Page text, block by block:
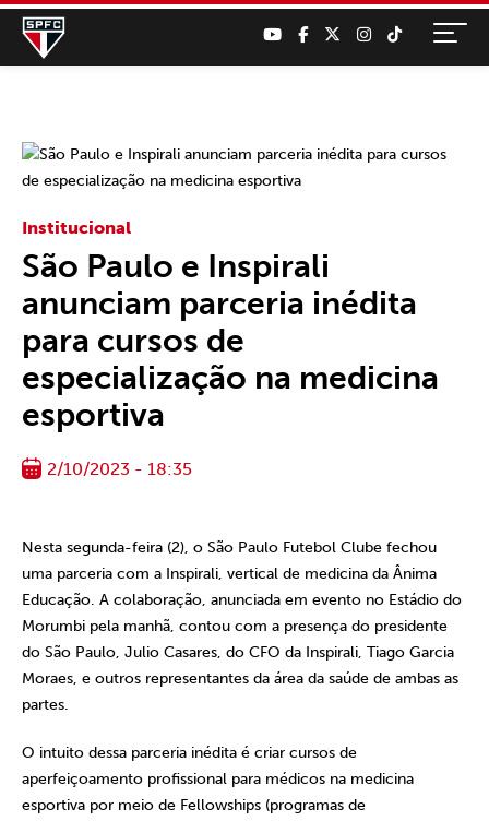
Institucional
São Paulo e Inspirali
anunciam parceria inédita
para cursos de
especialização na medicina
esportiva
2/10/2023 - 18:35
Nesta segunda-feira (2), o São Paulo Futebol Clube fechou
uma parceria com a Inspirali, vertical de medicina da Ânima
Educação. A colaboração, anunciada em evento no Estádio do
Morumbi pela manhã, contou com a presença do presidente
do São Paulo, Julio Casares, do CFO da Inspirali, Tiago Garcia
Moraes, e outros representantes da área da saúde de ambas as
partes.
O intuito dessa parceria inédita é criar cursos de
aperfeiçoamento profissional para médicos na medicina
esportiva por meio de Fellowships (programas de